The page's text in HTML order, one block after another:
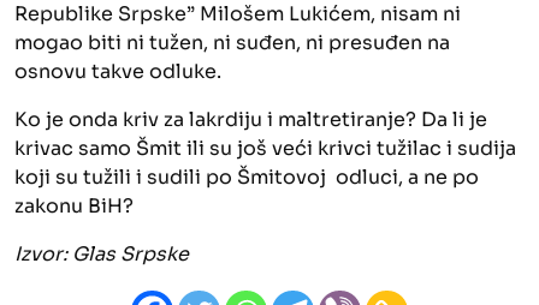
Republike Srpske” Milošem Lukićem, nisam ni
mogao biti ni tužen, ni suđen, ni presuđen na
osnovu takve odluke.
Ko je onda kriv za lakrdiju i maltretiranje? Da li je
krivac samo Šmit ili su još veći krivci tužilac i sudija
koji su tužili i sudili po Šmitovoj odluci, a ne po
zakonu BiH?
Izvor: Glas Srpske